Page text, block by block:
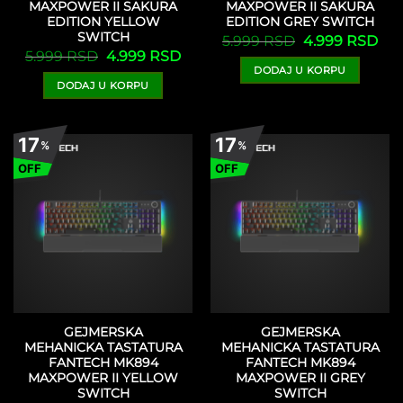
MAXPOWER II SAKURA
EDITION YELLOW
SWITCH
5.999RSD
Originalna
cena
je
bila:
5.999 RSD.
4.999 RSDTrenutna
cena
4.999 RSD.
DODAJ U KORPU
MAXPOWER II SAKURA
EDITION GREY SWITCH
5.999RSD
Originalna
cena
je
bila:
5.999 RSD.
4.999 RSD
DODAJ U KORPU
17%
OFF
GEJMERSKA
MEHANICKA TASTATURA
FANTECH MK894
MAXPOWER II YELLOW
SWITCH
17%
OFF
GEJMERSKA
MEHANICKA TASTATURA
FANTECH MK894
MAXPOWER II GREY
SWITCH